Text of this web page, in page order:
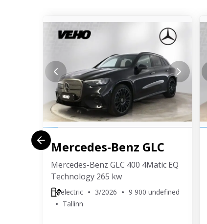
Mercedes-Benz GLC
Mercedes-Benz GLC 400 4Matic EQ
Technology 265 kw
electric 3/2026
9 900 undefined
Tallinn